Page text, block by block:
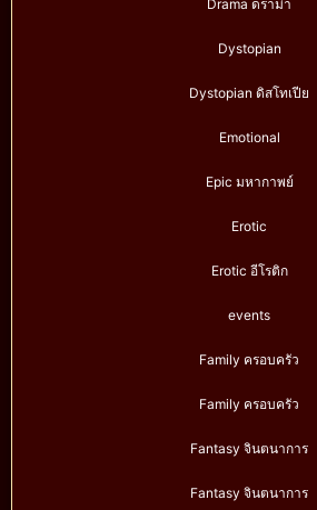
Drama ดราม่า
Dystopian
Dystopian ดิสโทเปีย
Emotional
Epic มหากาพย์
Erotic
Erotic อีโรติก
events
Family ครอบครัว
Family ครอบครัว
Fantasy จินตนาการ
Fantasy จินตนาการ